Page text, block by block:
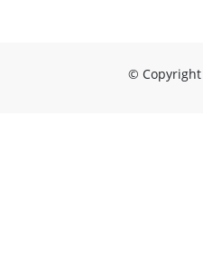
© Copyright